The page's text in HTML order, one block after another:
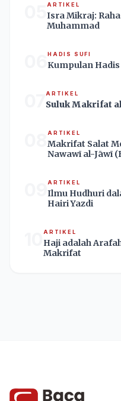
ARTIKEL
Isra Mikraj:
Muhammad
HADIS SUFI
Kumpulan
ARTIKEL
Suluk Makrifat
ARTIKEL
Makrifat Salat
Nawawī al-Jāwī
ARTIKEL
Ilmu Hudhuri
Hairi Yazdi
ARTIKEL
Haji adalah
Makrifat